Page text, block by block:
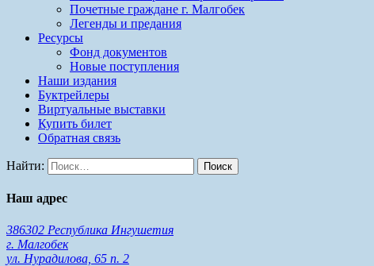
Почетные граждане г. Малгобек
Легенды и предания
Ресурсы
Фонд документов
Новые поступления
Наши издания
Буктрейлеры
Виртуальные выставки
Купить билет
Обратная связь
Найти:
Наш адрес
386302 Республика Ингушетия
г. Малгобек
ул. Нурадилова, 65 п. 2